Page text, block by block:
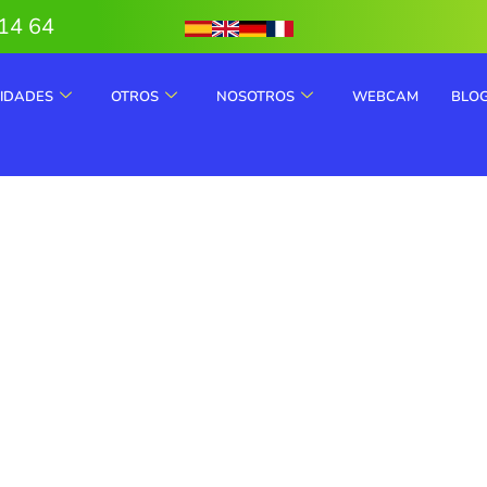
64
OTROS NOSOTROS WEBCAM